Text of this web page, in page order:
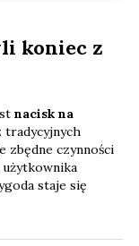
koniec z
nacisk na
tradycyjnych
zbędne czynności
użytkownika
staje się